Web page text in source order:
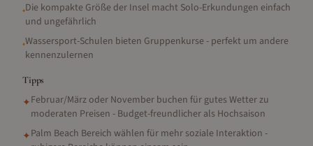
•Die kompakte Größe der Insel macht Solo-Erkundungen einfach
und ungefährlich
•Wassersport-Schulen bieten Gruppenkurse - perfekt um andere
kennenzulernen
Tipps
✦Februar/März oder November buchen für gutes Wetter zu
moderaten Preisen - Budget-freundlicher als Hochsaison
✦Palm Beach Bereich wählen für mehr soziale Interaktion -